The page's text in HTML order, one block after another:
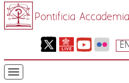
Pontificia